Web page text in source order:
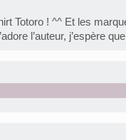
Totoro ! ^^ Et les
l’auteur, j’espère